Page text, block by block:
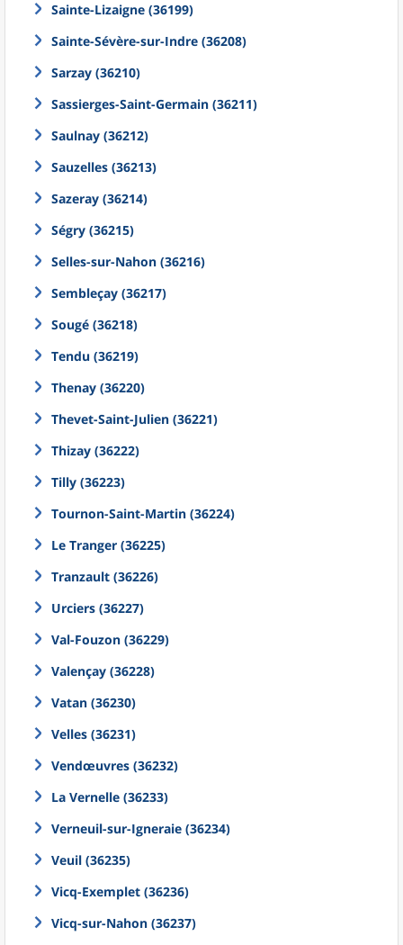
Sainte-Lizaigne (36199)
Sainte-Sévère-sur-Indre (36208)
Sarzay (36210)
Sassierges-Saint-Germain (36211)
Saulnay (36212)
Sauzelles (36213)
Sazeray (36214)
Ségry (36215)
Selles-sur-Nahon (36216)
Sembleçay (36217)
Sougé (36218)
Tendu (36219)
Thenay (36220)
Thevet-Saint-Julien (36221)
Thizay (36222)
Tilly (36223)
Tournon-Saint-Martin (36224)
Le Tranger (36225)
Tranzault (36226)
Urciers (36227)
Val-Fouzon (36229)
Valençay (36228)
Vatan (36230)
Velles (36231)
Vendœuvres (36232)
La Vernelle (36233)
Verneuil-sur-Igneraie (36234)
Veuil (36235)
Vicq-Exemplet (36236)
Vicq-sur-Nahon (36237)